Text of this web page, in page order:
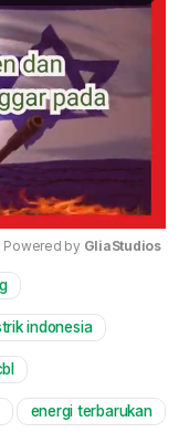
Powered by GliaStudios
indonesia
energi terbarukan